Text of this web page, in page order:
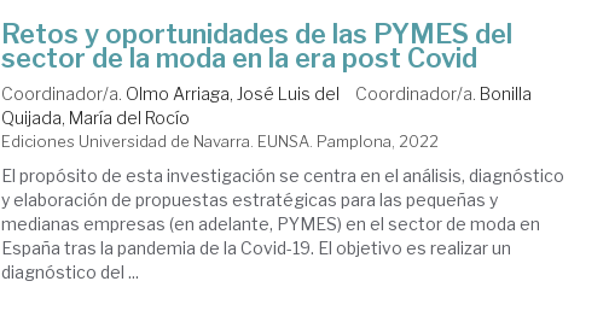
Retos y oportunidades de las PYMES del
sector de la moda en la era post Covid
Coordinador/a. Olmo Arriaga, José Luis del Coordinador/a. Bonilla
Quijada, María del Rocío
Ediciones Universidad de Navarra. EUNSA. Pamplona, 2022
El propósito de esta investigación se centra en el análisis, diagnóstico
y elaboración de propuestas estratégicas para las pequeñas y
medianas empresas (en adelante, PYMES) en el sector de moda en
España tras la pandemia de la Covid-19. El objetivo es realizar un
diagnóstico del ...